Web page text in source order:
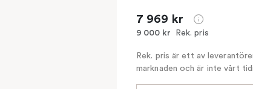
7 969 kr
9 000 kr Rek. pris
Rek. pris är ett av
marknaden och är inte vårt